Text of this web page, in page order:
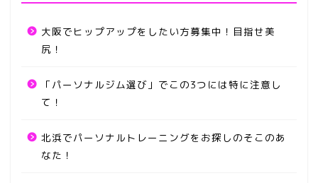
大阪でヒップアップをしたい方募集中！目指せ美
尻！
「パーソナルジム選び」でこの3つには特に注意し
て！
北浜でパーソナルトレーニングをお探しのそこのあ
なた！